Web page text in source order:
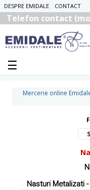
DESPRE EMIDALE CONTACT
Telefon contact
Mercerie online
Nasturi Metalizati